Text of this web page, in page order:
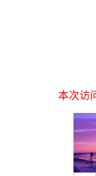
本次访